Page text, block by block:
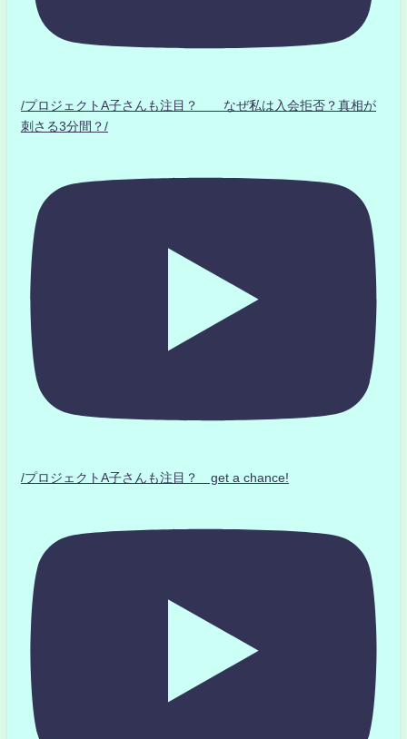
/プロジェクトA子さんも注目？ なぜ私は入会拒否？真相が
刺さる3分間？/
/プロジェクトA子さんも注目？ get a chance!